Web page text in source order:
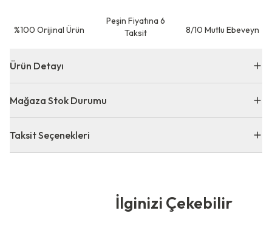
⁠%100 Orijinal Ürün
Peşin Fiyatına 6
Taksit
8/10 Mutlu Ebeveyn
Ürün Detayı
Mağaza Stok Durumu
Taksit Seçenekleri
İlginizi Çekebilir